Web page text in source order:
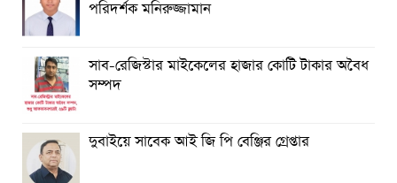
পরিদর্শক মনিরুজ্জামান
সাব-রেজিস্টার মাইকেলের হাজার কোটি টাকার অবৈধ
সম্পদ
দুবাইয়ে সাবেক আই জি পি বেঞ্জির গ্রেপ্তার